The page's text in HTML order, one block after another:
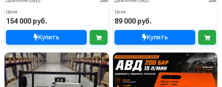
Цена
154 000 руб.
Купить
Цена
89 000 руб.
Купить